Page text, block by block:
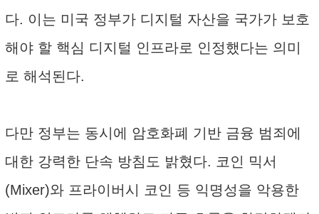
다. 이는 미국 정부가 디지털 자산을 국가가 보호
해야 할 핵심 디지털 인프라로 인정했다는 의미
로 해석된다.
다만 정부는 동시에 암호화폐 기반 금융 범죄에
대한 강력한 단속 방침도 밝혔다. 코인 믹서
(Mixer)와 프라이버시 코인 등 익명성을 악용한